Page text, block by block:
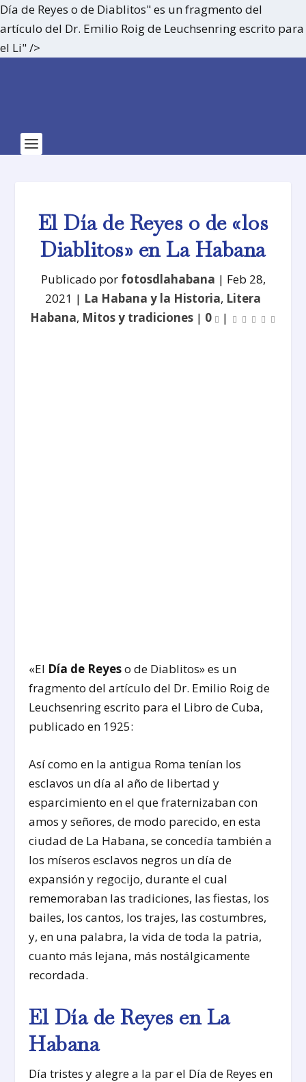
Día de Reyes o de Diablitos" es un fragmento del
artículo del Dr. Emilio Roig de Leuchsenring escrito para
el Li" />
El Día de Reyes o de «los
Diablitos» en La Habana
Publicado por fotosdlahabana | Feb 28,
2021 | La Habana y la Historia, Litera
Habana, Mitos y tradiciones | 0 |
«El Día de Reyeso de Diablitos» es un
fragmento del artículo del Dr. Emilio Roig de
Leuchsenring escrito para el Libro de Cuba,
publicado en 1925:
Así como en la antigua Roma tenían los
esclavos un día al año de libertad y
esparcimiento en el que fraternizaban con
amos y señores, de modo parecido, en esta
ciudad de La Habana, se concedía también a
los míseros esclavos negros un día de
expansión y regocijo, durante el cual
rememoraban las tradiciones, las fiestas, los
bailes, los cantos, los trajes, las costumbres,
y, en una palabra, la vida de toda la patria,
cuanto más lejana, más nostálgicamente
recordada.
El Día de Reyes en La
Habana
Día tristes y alegre a la par el Día de Reyes en